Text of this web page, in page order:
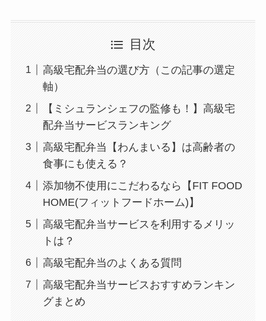
目次
高級宅配弁当の選び方（この記事の選定
軸）
【ミシュランシェフの監修も！】高級宅
配弁当サービスランキング
高級宅配弁当【わんまいる】は高齢者の
食事にも使える？
添加物不使用にこだわるなら【FIT FOOD
HOME(フィットフードホーム)】
高級宅配弁当サービスを利用するメリッ
トは？
高級宅配弁当のよくある質問
高級宅配弁当サービスおすすめランキン
グまとめ